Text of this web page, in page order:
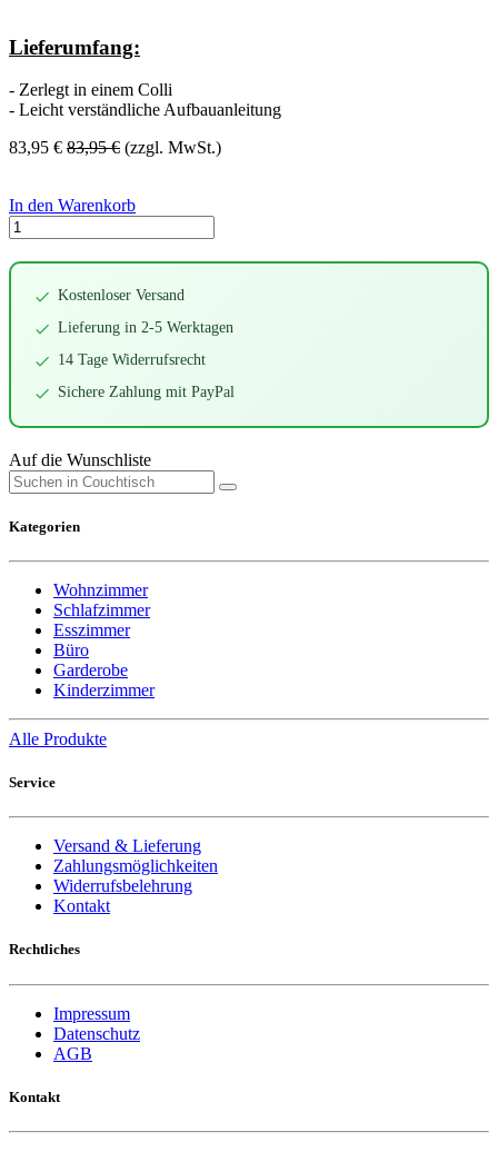
Lieferumfang:
- Zerlegt in einem Colli
- Leicht verständliche Aufbauanleitung
83,95 € 83,95€ (zzgl. MwSt.)
In den Warenkorb
Kostenloser Versand
Lieferung in 2-5 Werktagen
14 Tage Widerrufsrecht
Sichere Zahlung mit PayPal
Auf die Wunschliste
Kategorien
Wohnzimmer
Schlafzimmer
Esszimmer
Büro
Garderobe
Kinderzimmer
Alle Produkte
Service
Versand & Lieferung
Zahlungsmöglichkeiten
Widerrufsbelehrung
Kontakt
Rechtliches
Impressum
Datenschutz
AGB
Kontakt